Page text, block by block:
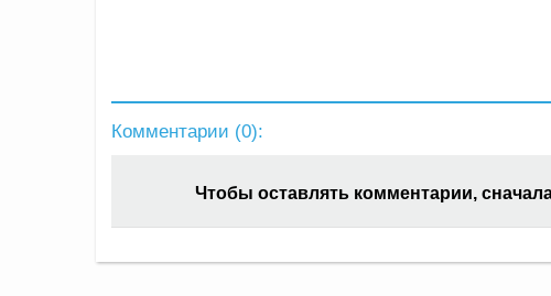
Комментарии (0):
Чтобы оставлять комментарии,